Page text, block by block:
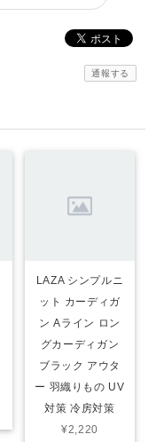
通報する
LAZA シンプルニ
ット カーディガ
ン Aライン ロン
グカーディガン
ブラック アウタ
ー 羽織りもの UV
対策 冷房対策
¥2,220